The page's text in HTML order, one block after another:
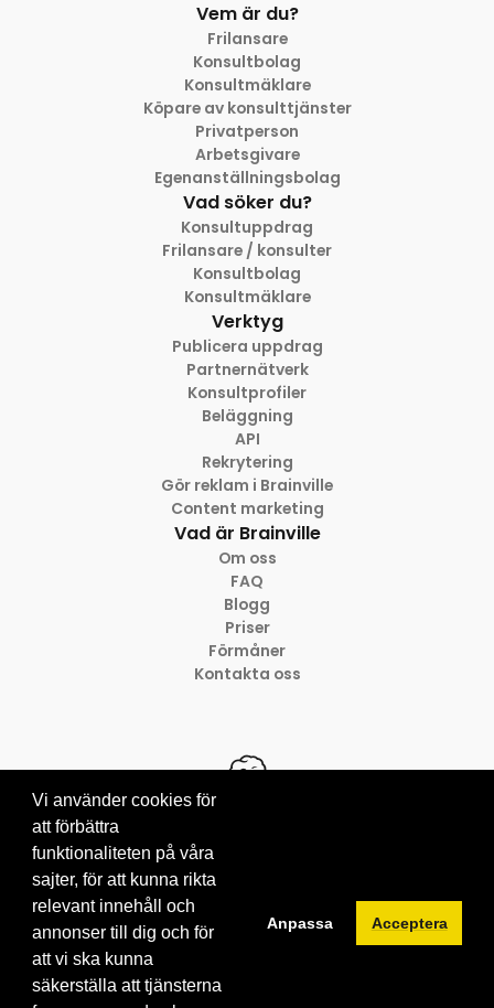
Vem är du?
Frilansare
Konsultbolag
Konsultmäklare
Köpare av konsulttjänster
Privatperson
Arbetsgivare
Egenanställningsbolag
Vad söker du?
Konsultuppdrag
Frilansare / konsulter
Konsultbolag
Konsultmäklare
Verktyg
Publicera uppdrag
Partnernätverk
Konsultprofiler
Beläggning
API
Rekrytering
Gör reklam i Brainville
Content marketing
Vad är Brainville
Om oss
FAQ
Blogg
Priser
Förmåner
Kontakta oss
© 2012-2026 Brainville AB
Villkor för tjänsten
Cookies
Vi använder cookies för
att förbättra
funktionaliteten på våra
sajter, för att kunna rikta
relevant innehåll och
annonser till dig och för
att vi ska kunna
säkerställa att tjänsterna
Anpassa Acceptera